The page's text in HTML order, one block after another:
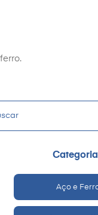
Aço e